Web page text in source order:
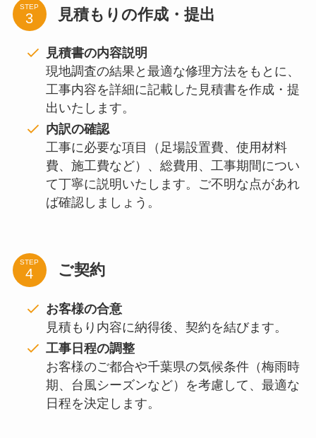
STEP 見積もりの作成・提出
見積書の内容説明
現地調査の結果と最適な修理方法をもとに、
工事内容を詳細に記載した見積書を作成・提
出いたします。
内訳の確認
工事に必要な項目（足場設置費、使用材料
費、施工費など）、総費用、工事期間につい
て丁寧に説明いたします。ご不明な点があれ
ば確認しましょう。
STEP ご契約
お客様の合意
見積もり内容に納得後、契約を結びます。
工事日程の調整
お客様のご都合や千葉県の気候条件（梅雨時
期、台風シーズンなど）を考慮して、最適な
日程を決定します。